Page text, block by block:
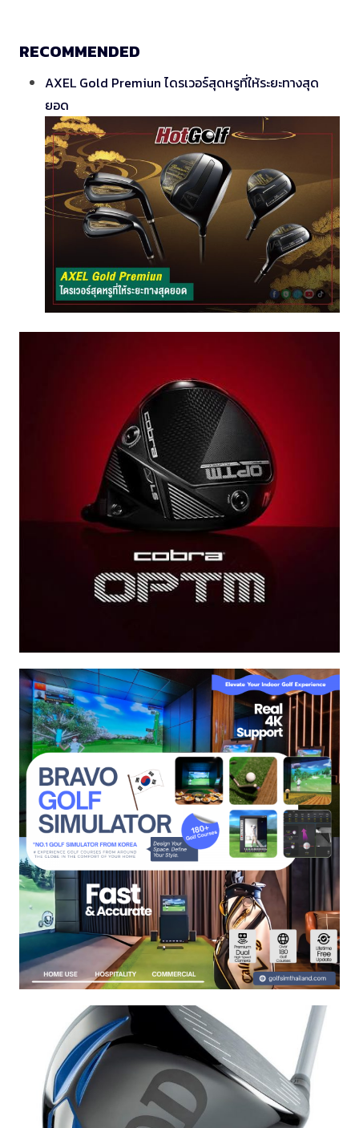
RECOMMENDED
AXEL Gold Premiun ไดรเวอร์สุดหรูที่ให้ระยะทางสุด
ยอด